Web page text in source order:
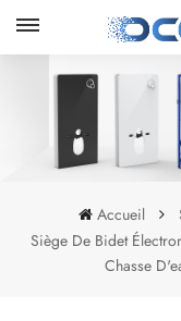
Accueil
Siège De Bidet
Chasse